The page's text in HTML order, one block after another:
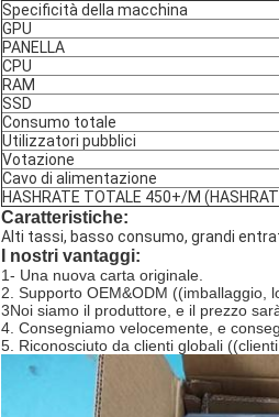
Specificità della macchina
GPU
PANELLA
CPU
RAM
SSD
Consumo totale
Utilizzatori pubblici
Votazione
Cavo di alimentazione
HASHRATE TOTALE 450+/M
Caratteristiche:
Alti tassi, basso consumo, grandi
I nostri vantaggi:
1- Una nuova carta originale.
2. Supporto OEM&ODM ((imballaggio,
3Noi siamo il produttore, e il prezzo
4. Consegniamo velocemente, e
5. Riconosciuto da clienti globali